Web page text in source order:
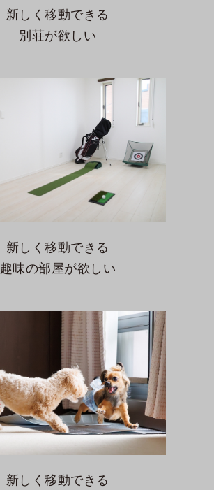
新しく移動できる
別荘が欲しい
新しく移動できる
趣味の部屋が欲しい
新しく移動できる